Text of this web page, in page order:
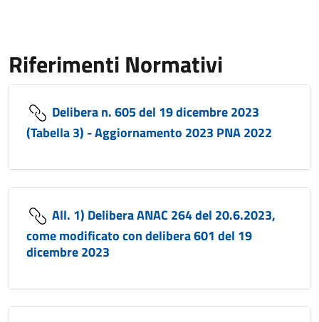
Riferimenti Normativi
Delibera n. 605 del 19 dicembre 2023
(Tabella 3) - Aggiornamento 2023 PNA 2022
All. 1) Delibera ANAC 264 del 20.6.2023,
come modificato con delibera 601 del 19
dicembre 2023